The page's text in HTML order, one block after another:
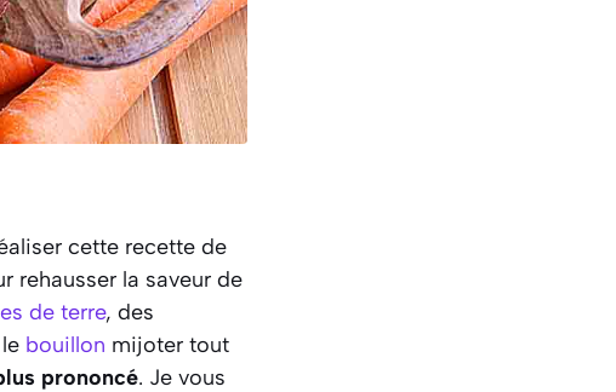
cette recette de
rehausser la saveur de
de terre, des
bouillon mijoter tout
prononcé. Je vous